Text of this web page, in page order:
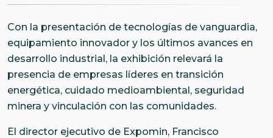
Con la presentación de tecnologías de vanguardia,
equipamiento innovador y los últimos avances en
desarrollo industrial, la exhibición relevará la
presencia de empresas líderes en transición
energética, cuidado medioambiental, seguridad
minera y vinculación con las comunidades.
El director ejecutivo de Expomin, Francisco